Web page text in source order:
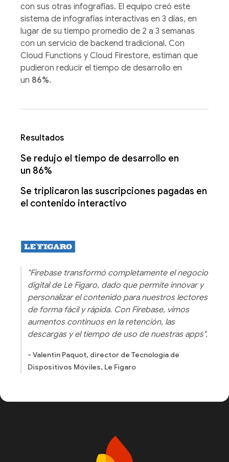
con sus otras infografías. El equipo creó este
sistema de infografías interactivas en 3 días, en
lugar de su tiempo promedio de 2 a 3 semanas
con un servicio de backend tradicional. Con
Cloud Functions y Cloud Firestore, estiman que
pudieron reducir el tiempo de desarrollo en
un 86%.
Resultados
Se redujo el tiempo de desarrollo en
un 86%
Se triplicaron las suscripciones pagadas en
el contenido interactivo
"Firebase transformó completamente el negocio
digital de Le Figaro, dado que permite innovar y
personalizar el contenido para nuestros lectores
de forma fácil y rápida. Con Firebase, vimos
aumentos continuos en la retención, las
descargas y el tiempo de uso de nuestras apps".
- Valentin Paquot, director de Tecnología de
Dispositivos Móviles, Le Figaro